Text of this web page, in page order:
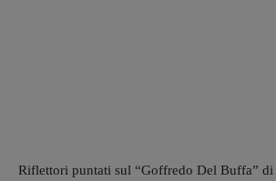
Riflettori puntati sul “Goffredo Del Buffa”